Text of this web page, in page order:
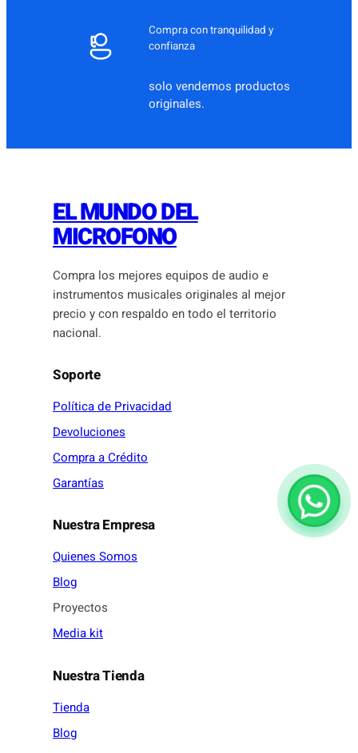
Compra con tranquilidad y
confianza
solo vendemos productos
originales.
EL MUNDO DEL
MICROFONO
Compra los mejores equipos de audio e
instrumentos musicales originales al mejor
precio y con respaldo en todo el territorio
nacional.
Soporte
Política de Privacidad
Devoluciones
Compra a Crédito
Garantías
Nuestra Empresa
Quienes Somos
Blog
Proyectos
Media kit
Nuestra Tienda
Tienda
Blog